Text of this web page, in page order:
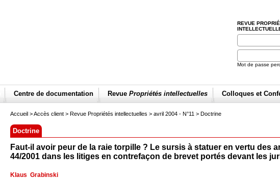
REVUE
Mot de passe
Centre de documentation Revue Propriétés intellectuelles Colloques et
Accueil >Accès client > Revue Propriétés intellectuelles > avril 2004 - N°11 > Doctrine
Doctrine
Faut-il avoir peur de la raie torpille ? Le sursis à statuer en vertu des
44/2001 dans les litiges en contrefaçon de brevet portés devant les
Klaus Grabinski